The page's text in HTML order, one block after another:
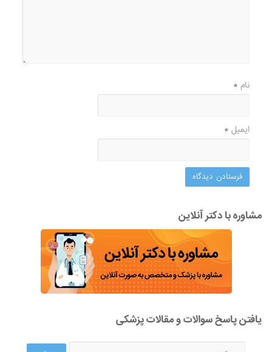
نام*
ایمیل*
مشاوره با دکتر آنلاین
یافتن پاسخ سوالات و مقالات پزشکی